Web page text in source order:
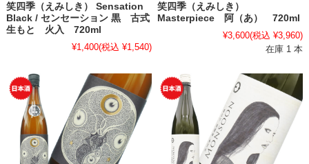
笑四季（えみしき） Sensation
Black / センセーション 黒 古式
生もと 火入 720ml
¥1,400(税込 ¥1,540)
笑四季（えみしき）
Masterpiece 阿（あ） 720ml
¥3,600(税込 ¥3,960)
在庫 1 本